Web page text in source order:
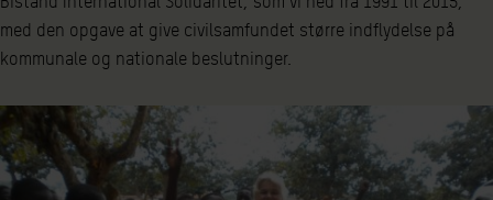
med den opgave at give civilsamfundet større indflydelse på
kommunale og nationale beslutninger.